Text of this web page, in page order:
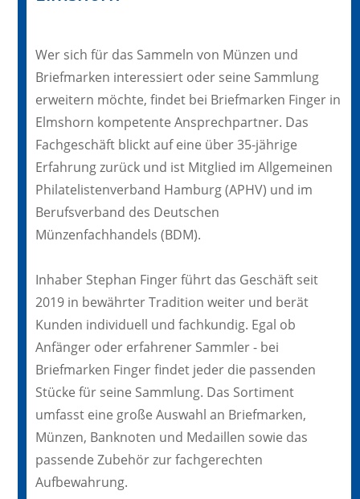
Wer sich für das Sammeln von Münzen und
Briefmarken interessiert oder seine Sammlung
erweitern möchte, findet bei Briefmarken Finger in
Elmshorn kompetente Ansprechpartner. Das
Fachgeschäft blickt auf eine über 35-jährige
Erfahrung zurück und ist Mitglied im Allgemeinen
Philatelistenverband Hamburg (APHV) und im
Berufsverband des Deutschen
Münzenfachhandels (BDM).
Inhaber Stephan Finger führt das Geschäft seit
2019 in bewährter Tradition weiter und berät
Kunden individuell und fachkundig. Egal ob
Anfänger oder erfahrener Sammler - bei
Briefmarken Finger findet jeder die passenden
Stücke für seine Sammlung. Das Sortiment
umfasst eine große Auswahl an Briefmarken,
Münzen, Banknoten und Medaillen sowie das
passende Zubehör zur fachgerechten
Aufbewahrung.